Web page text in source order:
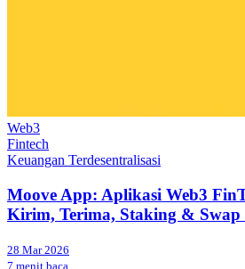
Web3
Fintech
Keuangan Terdesentralisasi
Moove App: Aplikasi Web3
Kirim, Terima, Staking &
28 Mar 2026
7 menit baca